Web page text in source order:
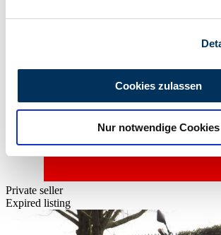
analysieren. Außerdem geben wir
Verwendung unserer Website an unsere
soziale Medien, Werbung und Analysen
weiteren Daten zusammen, die Sie ihnen
haben oder die sie im Rahmen Ihrer
gesammelt haben.Datenschutzerklärung
Cookies zulassen
Nur notwendige Cookies
Private seller
Expired listing